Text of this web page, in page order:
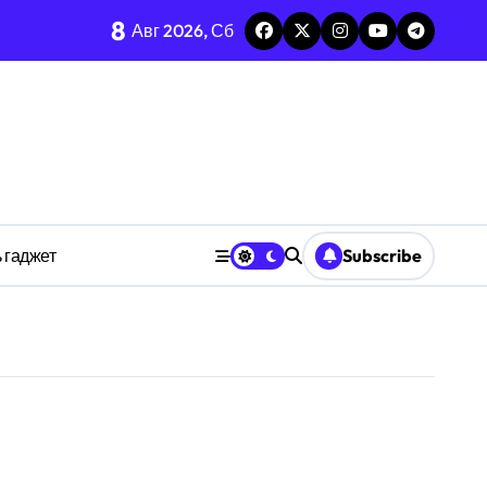
8 Авг 2026, Сб
Subscribe